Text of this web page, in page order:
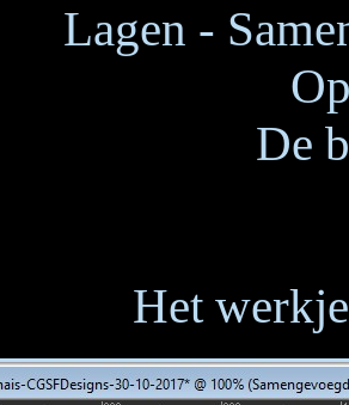
Lagen -
De
Het